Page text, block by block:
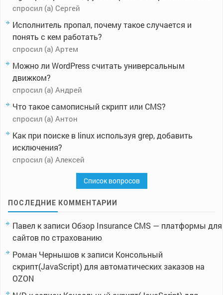
спросил (а) Сергей
Исполнитель пропал, почему такое случается и
понять с кем работать?
спросил (а) Артем
Можно ли WordPress считать универсальным
движком?
спросил (а) Андрей
Что такое самописный скрипт или CMS?
спросил (а) Антон
Как при поиске в linux используя grep, добавить
исключения?
спросил (а) Алексей
Список вопросов
ПОСЛЕДНИЕ КОММЕНТАРИИ
Павел к записи Обзор Insurance CMS — платформы для
сайтов по страхованию
Роман Чернышов к записи Консольный
скрипт(JavaScript) для автоматических заказов на
OZON